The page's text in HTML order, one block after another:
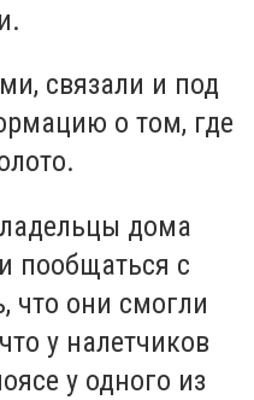
связали и под
о том, где
дома
пообщаться с
что они смогли
у налетчиков
у одного из